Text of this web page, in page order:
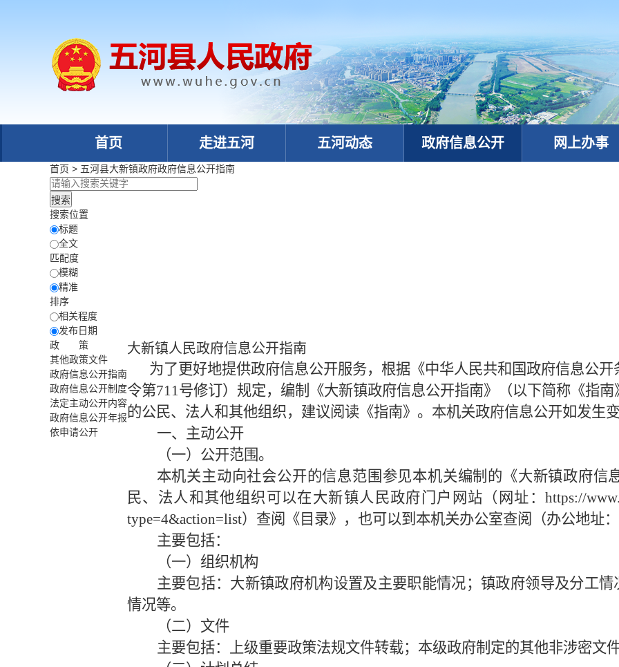
首页 走进五河 五河动态 政府信息公开 网上办事
首页 > 五河县大新镇政府政府信息公开指南
搜索位置
标题
全文
匹配度
模糊
精准
排序
相关程度
发布日期
政 策
其他政策文件
政府信息公开指南
政府信息公开制度
法定主动公开内容
政府信息公开年报
依申请公开
大新镇人民政府信息公开指南
为了更好地提供政府信息公开服务，根据《中华人民共和国政府信息公
令第711号修订）规定，编制《大新镇政府信息公开指南》（以下简称《指
的公民、法人和其他组织，建议阅读《指南》。本机关政府信息公开如发生
一、主动公开
（一）公开范围 。
本机关主动向社会公开的信息范围参见本机关编制的《大新镇政府信
民、法人和其他组织可以在大新镇人民政府门户网站（网址： https://
type=4&action=list）查阅《目录》，也可以到本机关办公室查阅（办公地址
主要包括：
（一）组织机构
主要包括：大新镇政府机构设置及主要职能情况；镇政府领导及分工
情况等。
（二）文件
主要包括：上级重要政策法规文件转载；本级政府制定的其他非涉密文件
分享